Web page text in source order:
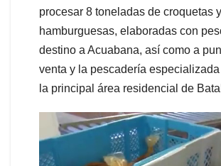
procesar 8 toneladas de croquetas
hamburguesas, elaboradas con
destino a Acuabana, así como a
venta y la pescadería
la principal área residencial de